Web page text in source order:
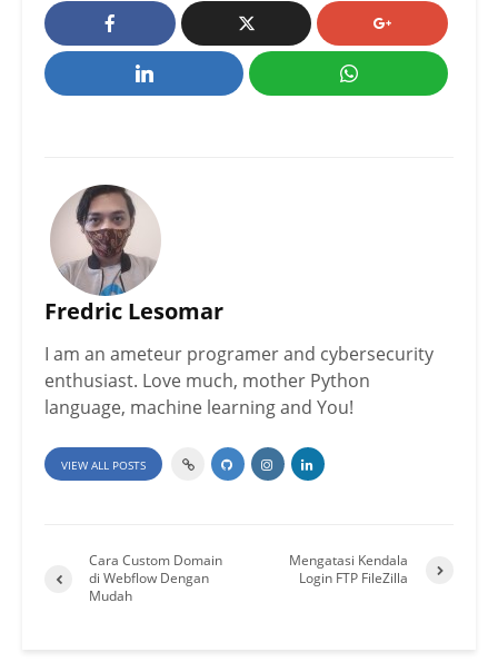
Fredric Lesomar
I am an ameteur programer and cybersecurity
enthusiast. Love much, mother Python
language, machine learning and You!
VIEW ALL POSTS
Cara Custom Domain
di Webflow Dengan
Mudah
Mengatasi Kendala
Login FTP FileZilla